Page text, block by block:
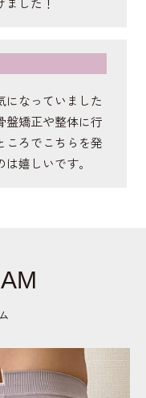
になっていました
盤矯正や整体に行
ころでこちらを発
嬉しいです。